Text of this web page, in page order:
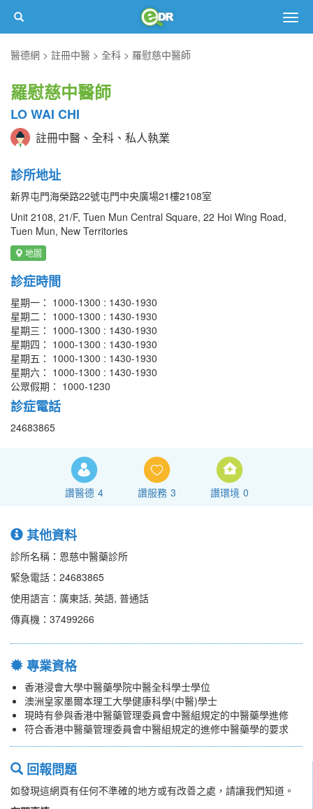
醫德網
註冊中醫 全科 羅慰慈中醫師
羅慰慈中醫師
LO WAI CHI
註冊中醫、全科、私人執業
診所地址
新界屯門海榮路22號屯門中央廣場21樓2108室
Unit 2108, 21/F, Tuen Mun Central Square, 22 Hoi Wing Road,
Tuen Mun, New Territories
地圖
診症時間
星期一： 1000-1300 : 1430-1930
星期二： 1000-1300 : 1430-1930
星期三： 1000-1300 : 1430-1930
星期四： 1000-1300 : 1430-1930
星期五： 1000-1300 : 1430-1930
星期六： 1000-1300 : 1430-1930
公眾假期： 1000-1230
診症電話
24683865
讚醫德 4 讚服務 3 讚環境 0
其他資料
診所名稱：恩慈中醫藥診所
緊急電話：24683865
使用語言：廣東話, 英語, 普通話
傳真機：37499266
專業資格
香港浸會大學中醫藥學院中醫全科學士學位
澳洲皇家墨爾本理工大學健康科學(中醫)學士
現時有參與香港中醫藥管理委員會中醫組規定的中醫藥學進修
符合香港中醫藥管理委員會中醫組規定的進修中醫藥學的要求
回報問題
如發現這網頁有任何不準確的地方或有改善之處，請讓我們知道。